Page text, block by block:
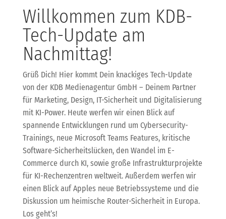
Willkommen zum KDB-
Tech-Update am
Nachmittag!
Grüß Dich! Hier kommt Dein knackiges Tech-Update
von der KDB Medienagentur GmbH – Deinem Partner
für Marketing, Design, IT-Sicherheit und Digitalisierung
mit KI-Power. Heute werfen wir einen Blick auf
spannende Entwicklungen rund um Cybersecurity-
Trainings, neue Microsoft Teams Features, kritische
Software-Sicherheitslücken, den Wandel im E-
Commerce durch KI, sowie große Infrastrukturprojekte
für KI-Rechenzentren weltweit. Außerdem werfen wir
einen Blick auf Apples neue Betriebssysteme und die
Diskussion um heimische Router-Sicherheit in Europa.
Los geht’s!